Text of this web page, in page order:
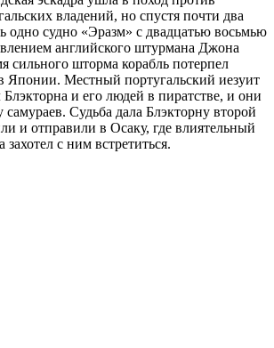
владений, но спустя почти два
одно судно «Эразм» с двадцатью восьмью
английского штурмана Джона
сильного шторма корабль потерпел
Японии. Местный португальский иезуит
и его людей в пиратстве, и они
самураев. Судьба дала Блэкторну второй
и отправили в Осаку, где влиятельный
с ним встретиться.